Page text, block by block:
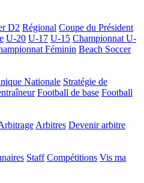
D2 Régional Coupe du Président
U-20 U-17 U-15 Championnat U-
Féminin Beach Soccer
Nationale Stratégie de
Football de base Football
Arbitres Devenir arbitre
Staff Compétitions Vis ma